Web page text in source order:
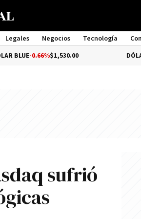
Legales Negocios Tecnología
$1,530.00 DÓLAR TURISTA
sufrió